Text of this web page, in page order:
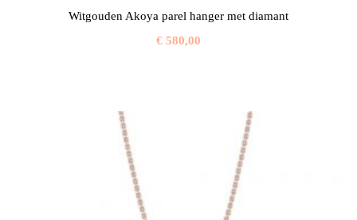
Witgouden Akoya parel hanger met diamant
€ 580,00